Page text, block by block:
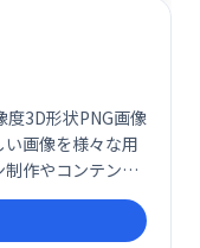
3D形状PNG画像
画像を様々な用
作やコンテンツ
させたい方におす